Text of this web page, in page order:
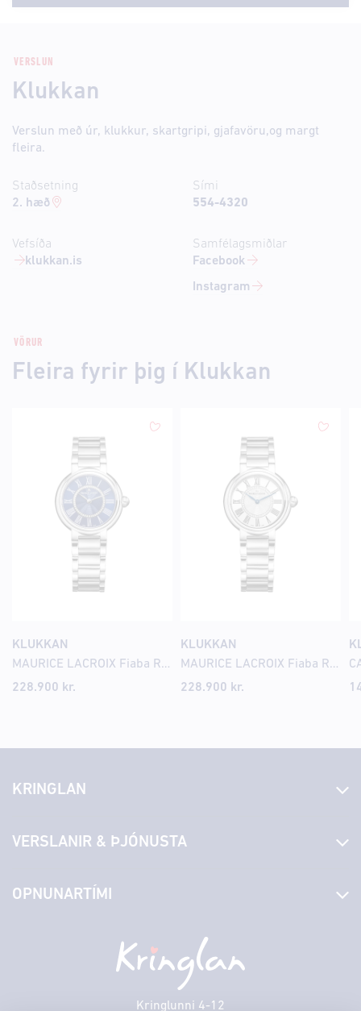
VERSLUN
Klukkan
Verslun með úr, klukkur, skartgripi, gjafavöru,og margt
fleira.
Staðsetning
2. hæð
Vefsíða
klukkan.is
Sími
554-4320
Samfélagsmiðlar
Facebook
Instagram
VÖRUR
Fleira fyrir þig í Klukkan
KLUKKAN
MAURICE LACROIX Fiaba Round 33mm
228.900 kr.
KLUKKAN
MAURICE LACROIX Fiaba Round 33mm
228.900 kr.
Kringlunni 4-12
KRINGLAN
Laus störf
Hafðu samband
Persónuverndarstefna
VERSLANIR & ÞJÓNUSTA
Borgarbókasafn
OPNUNARTÍMI